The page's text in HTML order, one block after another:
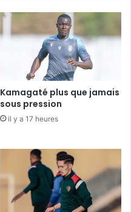
Kamagaté plus que jamais
sous pression
il y a 17 heures